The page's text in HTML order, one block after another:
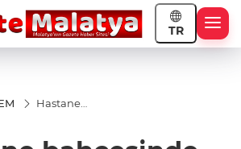
TR
Hastane
sofrası